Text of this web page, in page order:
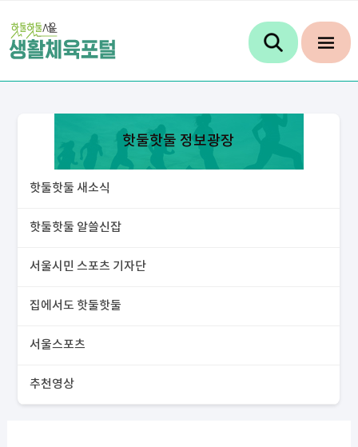
핫둘핫둘 정보광장
핫둘핫둘 새소식
핫둘핫둘 알쓸신잡
서울시민 스포츠 기자단
집에서도 핫둘핫둘
서울스포츠
추천영상